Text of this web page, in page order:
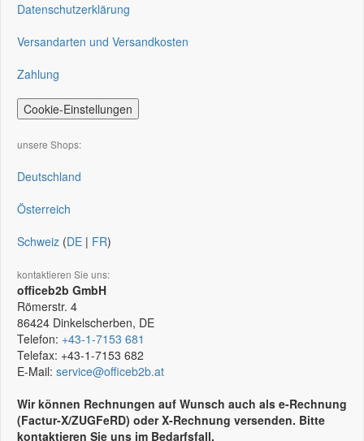
Datenschutzerklärung
Versandarten und Versandkosten
Zahlung
Cookie-Einstellungen
unsere Shops:
Deutschland
Österreich
Schweiz (DE | FR)
kontaktieren Sie uns:
officeb2b GmbH
Römerstr. 4
86424 Dinkelscherben, DE
Telefon: +43-1-7153 681
Telefax: +43-1-7153 682
E-Mail: service@officeb2b.at
Wir können Rechnungen auf Wunsch auch als e-Rechnung
(Factur-X/ZUGFeRD) oder X-Rechnung versenden. Bitte
kontaktieren Sie uns im Bedarfsfall.